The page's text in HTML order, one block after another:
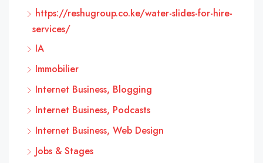
https://reshugroup.co.ke/water-slides-for-hire-
services/
IA
Immobilier
Internet Business, Blogging
Internet Business, Podcasts
Internet Business, Web Design
Jobs & Stages